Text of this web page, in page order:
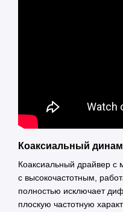
Коаксиальный
Коаксиальный драйвер с
с высокочастотным,
полностью исключает
плоскую частотную